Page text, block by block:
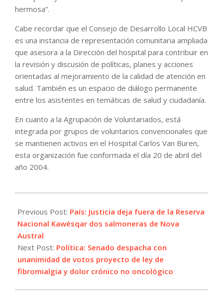
hermosa”.
Cabe recordar que el Consejo de Desarrollo Local HCVB
es una instancia de representación comunitaria ampliada
que asesora a la Dirección del hospital para contribuir en
la revisión y discusión de políticas, planes y acciones
orientadas al mejoramiento de la calidad de atención en
salud. También es un espacio de diálogo permanente
entre los asistentes en temáticas de salud y ciudadanía.
En cuanto a la Agrupación de Voluntariados, está
integrada por grupos de voluntarios convencionales que
se mantienen activos en el Hospital Carlos Van Buren,
esta organización fue conformada el día 20 de abril del
año 2004.
01-
04
Previous Post: País: Justicia deja fuera de la Reserva
Nacional Kawésqar dos salmoneras de Nova
Austral
Next Post: Política: Senado despacha con
unanimidad de votos proyecto de ley de
fibromialgia y dolor crónico no oncológico